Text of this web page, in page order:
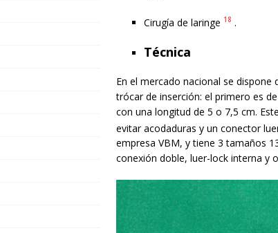
Cirugía de laringe 18 .
Técnica
En el mercado nacional se
trócar de inserción: el primero es
con una longitud de 5 o 7,5 cm.
evitar acodaduras y un conector
empresa VBM, y tiene 3 tamaños
conexión doble, luer-lock interna y